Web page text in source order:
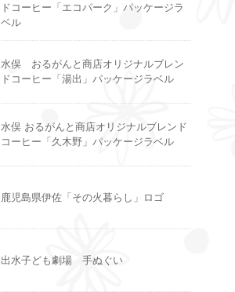
ドコーヒー「エコパーク」パッケージラ
ベル
水俣 おるがんと商店オリジナルブレン
ドコーヒー「湯出」パッケージラベル
水俣 おるがんと商店オリジナルブレンド
コーヒー「久木野」パッケージラベル
鹿児島県伊佐「その火暮らし」ロゴ
出水子ども劇場 手ぬぐい